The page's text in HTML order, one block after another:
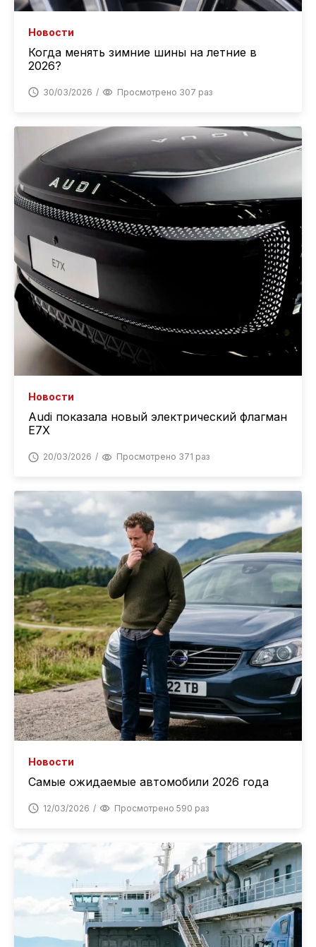
Новости
Когда менять зимние шины на летние в
2026?
30/03/2026 Просмотрено 307 раз
Новости
Audi показала новый электрический флагман
E7X
20/03/2026 Просмотрено 371 раз
Новости
Самые ожидаемые автомобили 2026 года
12/03/2026 Просмотрено 590 раз